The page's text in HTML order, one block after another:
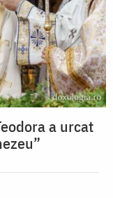
a urcat